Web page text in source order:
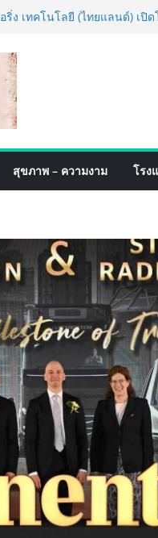
มสำเร็จ Village to the World
ESG Tourism สืบสานพระร
ง เทคโนโลยี (ไทยแลนด์) เปิด
ยายฐานการผลิตสู่เอเชียตะวันอ
ตร์ระดับโลก
ทรานส์ฟอร์มจากเกมมิ่งโฟน สู่ไ
มุดแลนมาร์คใหม่กลางสถานี
เปิดตัวแชมพูอาบน้ำ และ
ลังธรรมชาติ “Zero-Residue”
สุขภาพ – ความงาม โรง